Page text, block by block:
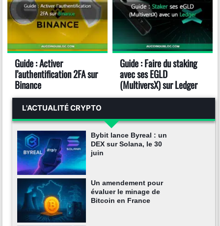
Guide : Activer
l’authentification 2FA sur
Binance
Guide : Faire du staking
avec ses EGLD
(MultiversX) sur Ledger
L'ACTUALITÉ CRYPTO
Bybit lance Byreal : un
DEX sur Solana, le 30
juin
Un amendement pour
évaluer le minage de
Bitcoin en France